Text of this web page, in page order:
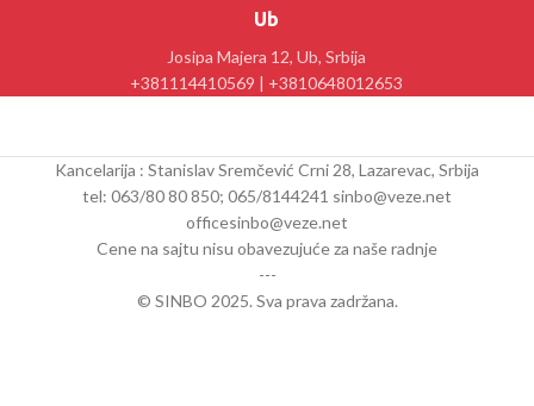
Ub
Josipa Majera 12, Ub, Srbija
+381114410569 | +3810648012653
Kancelarija : Stanislav Sremčević Crni 28, Lazarevac, Srbija
tel: 063/80 80 850; 065/8144241 sinbo@veze.net
officesinbo@veze.net
Cene na sajtu nisu obavezujuće za naše radnje
---
© SINBO 2025. Sva prava zadržana.